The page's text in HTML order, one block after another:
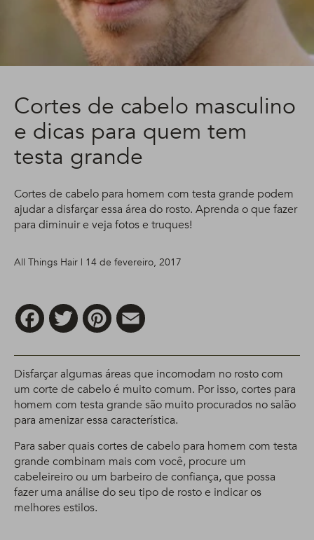
Cortes de cabelo masculino
e dicas para quem tem
testa grande
Cortes de cabelo para homem com testa grande podem
ajudar a disfarçar essa área do rosto. Aprenda o que fazer
para diminuir e veja fotos e truques!
All Things Hair | 14 de fevereiro, 2017
FacebookTwitter Pinterest
Disfarçar algumas áreas que incomodam no rosto com
um corte de cabelo é muito comum. Por isso, cortes para
homem com testa grande são muito procurados no salão
para amenizar essa característica.
Para saber quais cortes de cabelo para homem com testa
grande combinam mais com você, procure um
cabeleireiro ou um barbeiro de confiança, que possa
fazer uma análise do seu tipo de rosto e indicar os
melhores estilos.